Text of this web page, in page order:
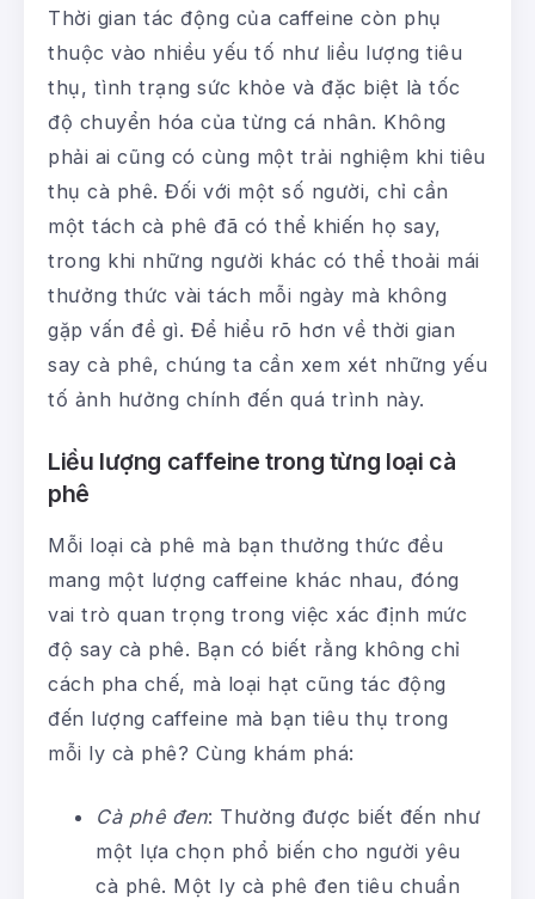
Thời gian tác động của caffeine còn phụ
thuộc vào nhiều yếu tố như liều lượng tiêu
thụ, tình trạng sức khỏe và đặc biệt là tốc
độ chuyển hóa của từng cá nhân. Không
phải ai cũng có cùng một trải nghiệm khi tiêu
thụ cà phê. Đối với một số người, chỉ cần
một tách cà phê đã có thể khiến họ say,
trong khi những người khác có thể thoải mái
thưởng thức vài tách mỗi ngày mà không
gặp vấn đề gì. Để hiểu rõ hơn về thời gian
say cà phê, chúng ta cần xem xét những yếu
tố ảnh hưởng chính đến quá trình này.
Liều lượng caffeine trong từng loại cà
phê
Mỗi loại cà phê mà bạn thưởng thức đều
mang một lượng caffeine khác nhau, đóng
vai trò quan trọng trong việc xác định mức
độ say cà phê. Bạn có biết rằng không chỉ
cách pha chế, mà loại hạt cũng tác động
đến lượng caffeine mà bạn tiêu thụ trong
mỗi ly cà phê? Cùng khám phá:
Cà phê đen: Thường được biết đến như
một lựa chọn phổ biến cho người yêu
cà phê. Một ly cà phê đen tiêu chuẩn